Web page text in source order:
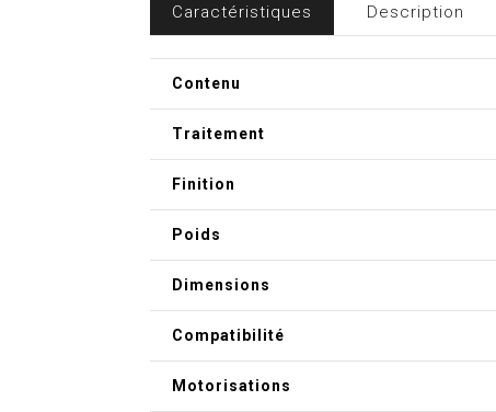
Caractéristiques Description
Contenu
Traitement
Finition
Poids
Dimensions
Compatibilité
Motorisations